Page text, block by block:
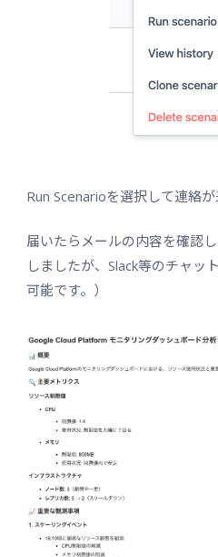
Run Scenarioを選択して連絡が
届いたらメールの内容を確認
しましたが、Slack等のチャッ
可能です。）